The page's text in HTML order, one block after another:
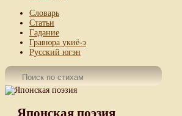
Словарь
Статьи
Гадание
Гравюра укиё-э
Русский югэн